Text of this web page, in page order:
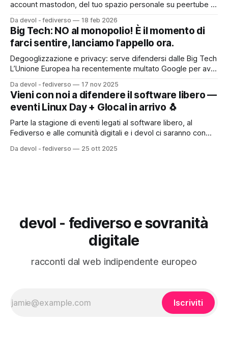
account mastodon, del tuo spazio personale su peertube e
chiesto almeno una volta: "Ma se qualcosa va storto, i miei
dati sono persi?" La risposta è
Da devol - fediverso 18 feb 2026
Big Tech: NO al monopolio! È il momento di
farci sentire, lanciamo l'appello ora.
Degooglizzazione e privacy: serve difendersi dalle Big Tech
L’Unione Europea ha recentemente multato Google per aver
all’informazione indipendente per gonfiare profitti già
giganteschi. Quando i soldi finiscono nelle mani di un
monopolista, ne restano meno per il giornalismo di qualità. E
Da devol - fediverso 17 nov 2025
Vieni con noi a difendere il software libero —
eventi Linux Day + Glocal in arrivo 🐧
Parte la stagione di eventi legati al software libero, al
Fediverso e alle comunità digitali e i devol ci saranno con
completo con tutti i dettagli, i temi che affronteremo, e
Da devol - fediverso 25 ott 2025
devol - fediverso e sovranità
digitale
racconti dal web indipendente europeo
Iscriviti